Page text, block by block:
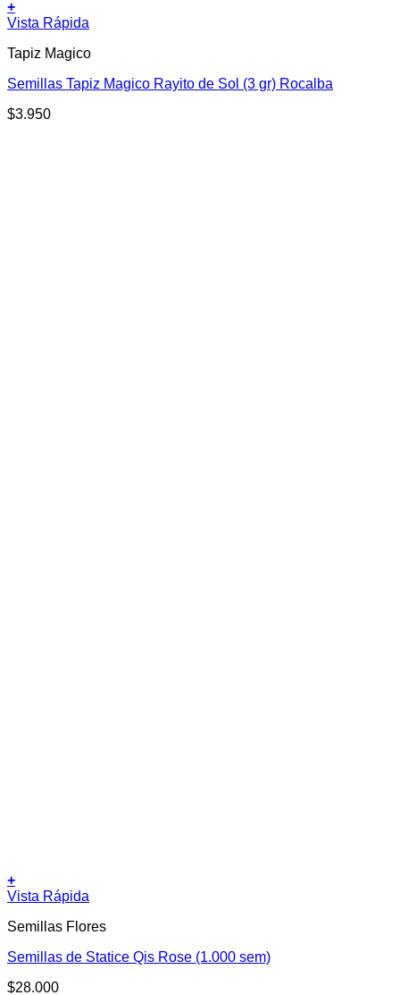
+
Vista Rápida
Tapiz Magico
Semillas Tapiz Magico Rayito de Sol (3 gr) Rocalba
$3.950
+
Vista Rápida
Semillas Flores
Semillas de Statice Qis Rose (1.000 sem)
$28.000